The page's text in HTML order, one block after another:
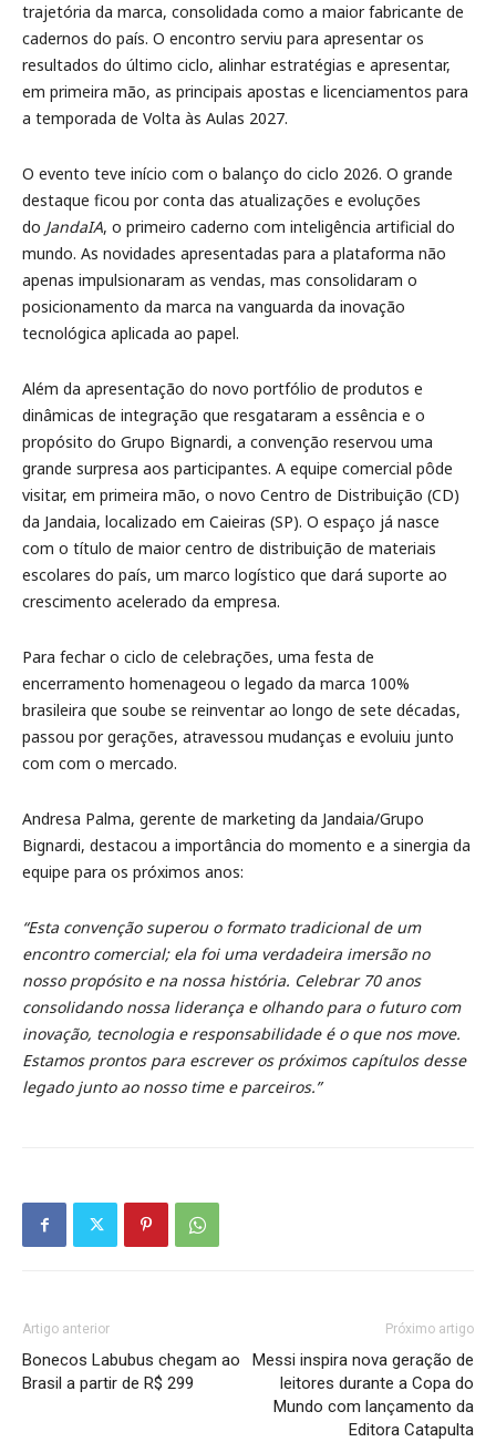
trajetória da marca, consolidada como a maior fabricante de
cadernos do país. O encontro serviu para apresentar os
resultados do último ciclo, alinhar estratégias e apresentar,
em primeira mão, as principais apostas e licenciamentos para
a temporada de Volta às Aulas 2027.
O evento teve início com o balanço do ciclo 2026. O grande
destaque ficou por conta das atualizações e evoluções
do JandaIA, o primeiro caderno com inteligência artificial do
mundo. As novidades apresentadas para a plataforma não
apenas impulsionaram as vendas, mas consolidaram o
posicionamento da marca na vanguarda da inovação
tecnológica aplicada ao papel.
Além da apresentação do novo portfólio de produtos e
dinâmicas de integração que resgataram a essência e o
propósito do Grupo Bignardi, a convenção reservou uma
grande surpresa aos participantes. A equipe comercial pôde
visitar, em primeira mão, o novo Centro de Distribuição (CD)
da Jandaia, localizado em Caieiras (SP). O espaço já nasce
com o título de maior centro de distribuição de materiais
escolares do país, um marco logístico que dará suporte ao
crescimento acelerado da empresa.
Para fechar o ciclo de celebrações, uma festa de
encerramento homenageou o legado da marca 100%
brasileira que soube se reinventar ao longo de sete décadas,
passou por gerações, atravessou mudanças e evoluiu junto
com com o mercado.
Andresa Palma, gerente de marketing da Jandaia/Grupo
Bignardi, destacou a importância do momento e a sinergia da
equipe para os próximos anos:
“Esta convenção superou o formato tradicional de um
encontro comercial; ela foi uma verdadeira imersão no
nosso propósito e na nossa história. Celebrar 70 anos
consolidando nossa liderança e olhando para o futuro com
inovação, tecnologia e responsabilidade é o que nos move.
Estamos prontos para escrever os próximos capítulos desse
legado junto ao nosso time e parceiros.”
Artigo anterior
Bonecos Labubus chegam ao
Brasil a partir de R$ 299
Próximo artigo
Messi inspira nova geração de
leitores durante a Copa do
Mundo com lançamento da
Editora Catapulta